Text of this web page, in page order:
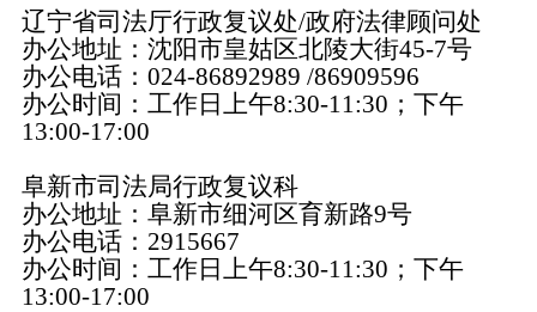
辽宁省司法厅行政复议处/政府法律顾问处
办公地址：沈阳市皇姑区北陵大街45-7号
办公电话：024-86892989 /86909596
办公时间：工作日上午8:30-11:30；下午
13:00-17:00
阜新市司法局行政复议科
办公地址：阜新市细河区育新路9号
办公电话：2915667
办公时间：工作日上午8:30-11:30；下午
13:00-17:00